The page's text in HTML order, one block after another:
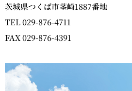
茨城県つくば市茎崎1887番地
TEL 029-876-4711
FAX 029-876-4391